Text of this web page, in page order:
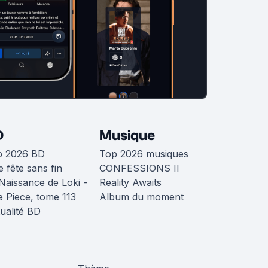
2026 BD
fête sans fin
de Loki -
Piece, tome 113
BD
Musique
Top 2026 musiques
CONFESSIONS II
Reality Awaits
Album du moment